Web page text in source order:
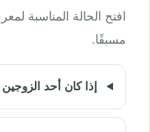
افتح الحالة المناسبة
مسبقًا.
إذا كان أحد